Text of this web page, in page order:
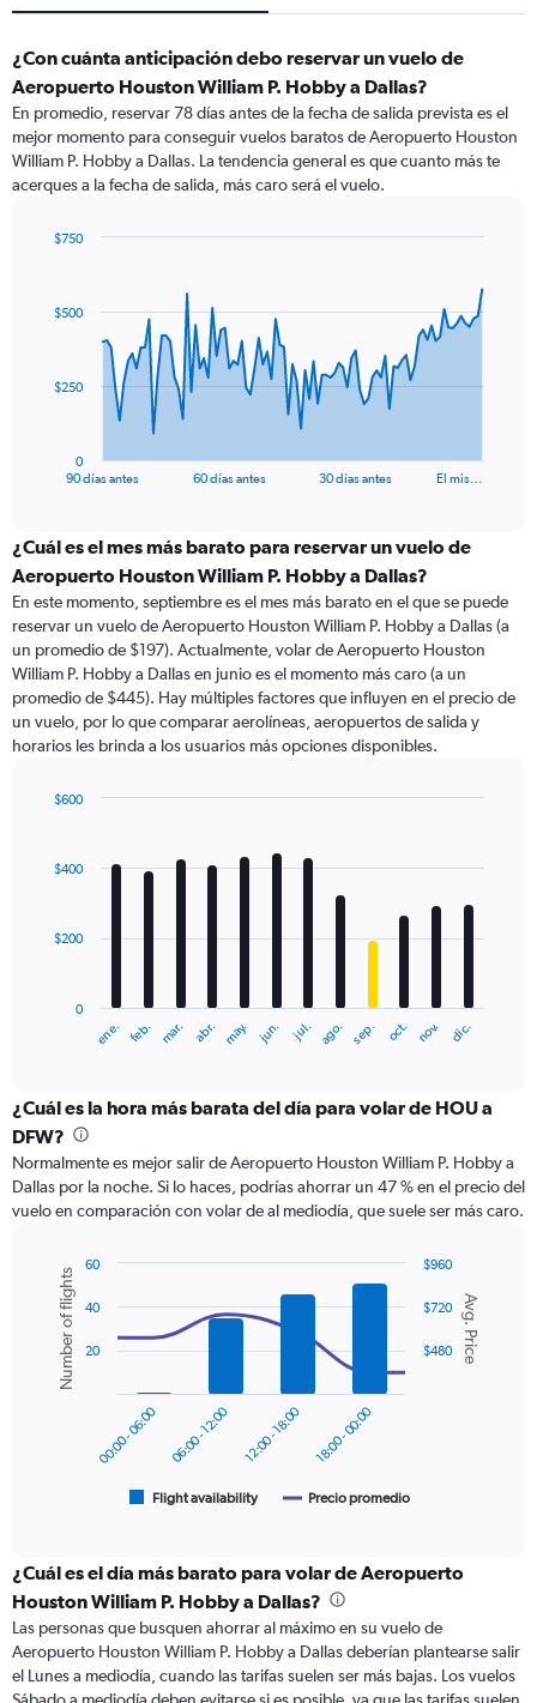
¿Con cuánta anticipación debo reservar un vuelo de
Aeropuerto Houston William P. Hobby a Dallas?
En promedio, reservar 78 días antes de la fecha de salida prevista es el
mejor momento para conseguir vuelos baratos de Aeropuerto Houston
William P. Hobby a Dallas. La tendencia general es que cuanto más te
acerques a la fecha de salida, más caro será el vuelo.
data
The
categories.
Range:
91
categories.
The
chart
has
1
Y
axis
values.
to
90 días antes 60 días antes 30 días antes El mis…
0
$250
$500
$750
¿Cuál es el mes más barato para reservar un vuelo de
Aeropuerto Houston William P. Hobby a Dallas?
En este momento, septiembre es el mes más barato en el que se puede
reservar un vuelo de Aeropuerto Houston William P. Hobby a Dallas (a
un promedio de $197). Actualmente, volar de Aeropuerto Houston
William P. Hobby a Dallas en junio es el momento más caro (a un
promedio de $445). Hay múltiples factores que influyen en el precio de
un vuelo, por lo que comparar aerolíneas, aeropuertos de salida y
horarios les brinda a los usuarios más opciones disponibles.
with
12
The
categories.
Range:
categories.
The
chart
axis
displaying
values.
Range:
ene. feb. mar. abr. may. jun. jul. ago. sep. oct. nov. dic.
0
$200
$400
$600
¿Cuál es la hora más barata del día para volar de HOU a
DFW?
Normalmente es mejor salir de Aeropuerto Houston William P. Hobby a
Dallas por la noche. Si lo haces, podrías ahorrar un 47 % en el precio del
vuelo en comparación con volar de al mediodía, que suele ser más caro.
Combination
chart
with
data
series.
displaying
categories.
Range:
6
categories.
The
Chart
graphic.
Avg. Price
Number of flights
Flight availability Precio promedio
00:00 - 06:00 06:00 - 12:00 12:00 - 18:00 18:00 - 00:00
$480
$720
$960
20
40
60
¿Cuál es el día más barato para volar de Aeropuerto
Houston William P. Hobby a Dallas?
Las personas que busquen ahorrar al máximo en su vuelo de
Aeropuerto Houston William P. Hobby a Dallas deberían plantearse salir
el Lunes a mediodía, cuando las tarifas suelen ser más bajas. Los vuelos